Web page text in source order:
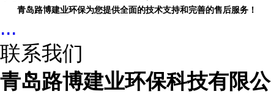
青岛路博建业环保为您提供全面的技术支持和完善的售后服务！
...
联系我们
青岛路博建业环保科技有限公